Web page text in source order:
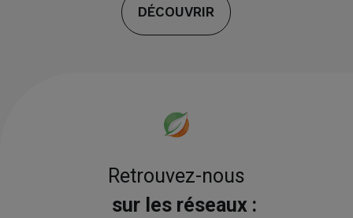
DÉCOUVRIR
Retrouvez-nous
sur les réseaux :